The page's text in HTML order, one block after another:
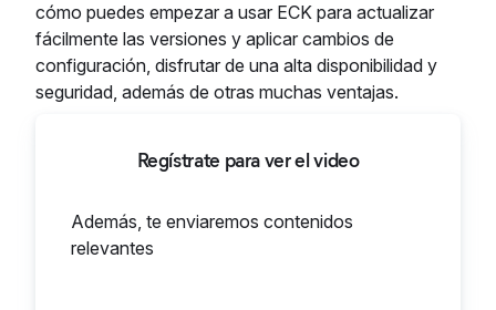
cómo puedes empezar a usar ECK para actualizar
fácilmente las versiones y aplicar cambios de
configuración, disfrutar de una alta disponibilidad y
seguridad, además de otras muchas ventajas.
Regístrate para ver el video
Además, te enviaremos contenidos
relevantes